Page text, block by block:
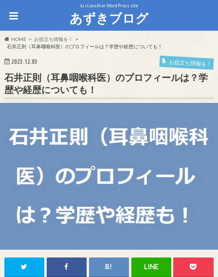
Just another WordPress site
あずきブログ
HOME
お役立ち情報を！
石井正則（耳鼻咽喉科医）のプロフィールは？学歴や経歴についても！
2023.12.03 お役立ち情報を！
石井正則（耳鼻咽喉科医）のプロフィールは？学
歴や経歴についても！